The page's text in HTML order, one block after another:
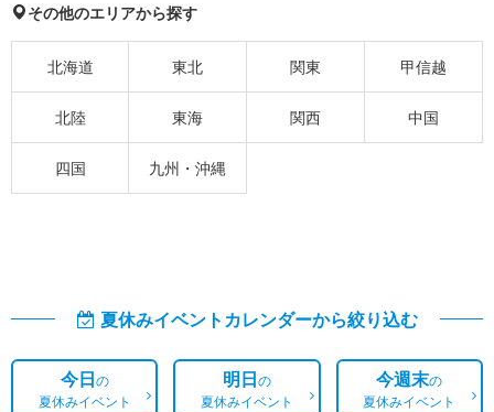
その他のエリアから探す
北海道 東北 関東 甲信越
北陸 東海 関西 中国
四国 九州・沖縄
夏休みイベントカレンダーから絞り込む
今日の
夏休みイベント
明日の
夏休みイベント
今週末の
夏休みイベント